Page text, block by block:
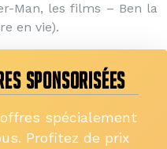
Man, les films – Ben la
en vie).
SPONSORISÉES
spécialement
Profitez de prix